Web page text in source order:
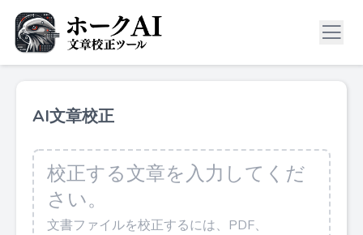
AI文章校正
校正する文章を入力してくだ
さい。
文書ファイルを校正するには、PDF、